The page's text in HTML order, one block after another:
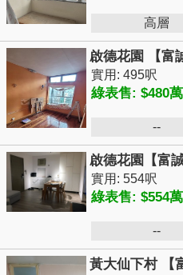
高層
啟德花園 【富
實用: 495呎
綠表售: $480萬
--
啟德花園【富誠
實用: 554呎
綠表售: $554萬
--
黃大仙下村 【